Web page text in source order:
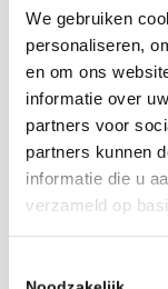
We gebruiken
personaliseren,
en om ons
informatie over
partners voor
partners kunnen
informatie die u
verzameld op
30 januari